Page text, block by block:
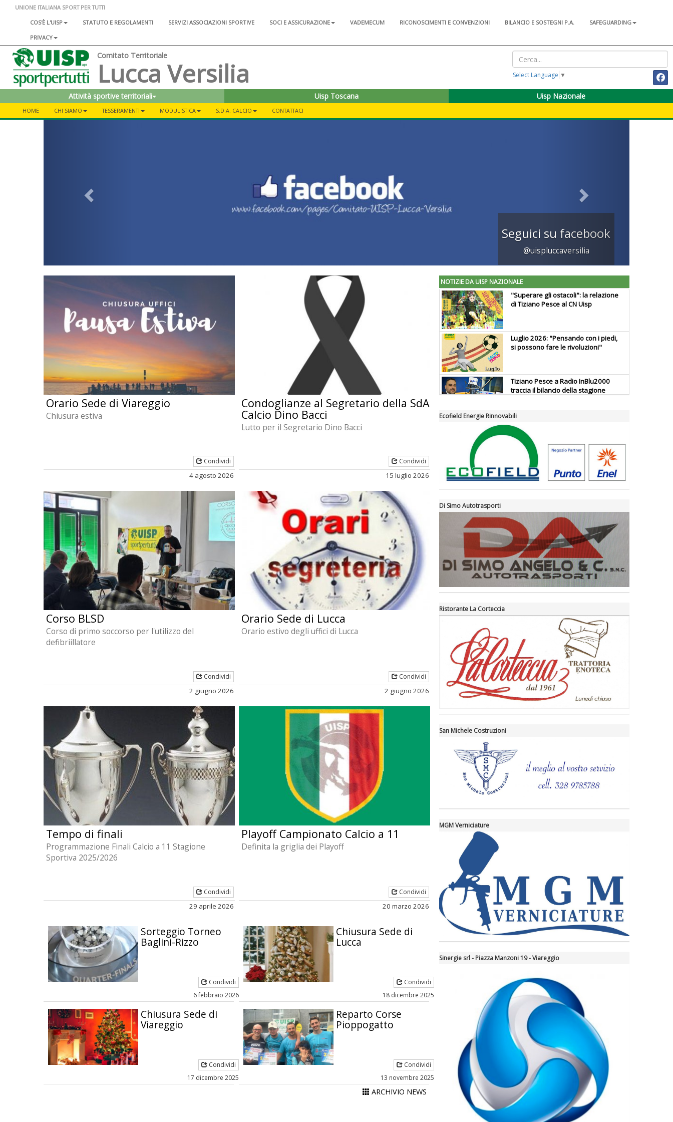
UNIONE ITALIANA SPORT PER TUTTI
COS'È L'UISP
STATUTO E REGOLAMENTI SERVIZI ASSOCIAZIONI SPORTIVE SOCI E ASSICURAZIONE VADEMECUM RICONOSCIMENTI E CONVENZIONI BILANCIO E SOSTEGNI P.A.
SAFEGUARDING
PRIVACY
Comitato Territoriale
Lucca Versilia Select Language ▼
Attività sportive territoriali Uisp Toscana Uisp Nazionale
HOME CHI SIAMO TESSERAMENTI MODULISTICA S.D.A. CALCIO CONTATTACI
Seguici su facebook
@uispluccaversilia
Orario Sede di Viareggio
Chiusura estiva
Condividi
4 agosto 2026
Condoglianze al Segretario della SdA
Calcio Dino Bacci
Lutto per il Segretario Dino Bacci
Condividi
15 luglio 2026
Corso BLSD
Corso di primo soccorso per l'utilizzo del
defibriillatore
Condividi
2 giugno 2026
Orario Sede di Lucca
Orario estivo degli uffici di Lucca
Condividi
2 giugno 2026
Tempo di finali
Programmazione Finali Calcio a 11 Stagione
Sportiva 2025/2026
Condividi
29 aprile 2026
Playoff Campionato Calcio a 11
Definita la griglia dei Playoff
Condividi
20 marzo 2026
Sorteggio Torneo
Baglini-Rizzo
Condividi
6 febbraio 2026
Chiusura Sede di
Lucca
Condividi
18 dicembre 2025
Chiusura Sede di
Viareggio
Condividi
17 dicembre 2025
Reparto Corse
Pioppogatto
Condividi
13 novembre 2025
ARCHIVIO NEWS
NOTIZIE DA UISP NAZIONALE
"Superare gli ostacoli": la relazione
di Tiziano Pesce al CN Uisp
Luglio 2026: "Pensando con i piedi,
si possono fare le rivoluzioni"
Tiziano Pesce a Radio InBlu2000
traccia il bilancio della stagione
Ddl Lobby, Uisp: “Il Parlamento
valorizzi le nostre specificità"
La formazione Uisp rallenta ma
prosegue anche in estate
Tiziano Pesce nel Cda di
Fondazione Terzjus: prima riunione
a Roma
Ecofield Energie Rinnovabili
Di Simo Autotrasporti
Ristorante La Corteccia
San Michele Costruzioni
MGM Verniciature
Sinergie srl - Piazza Manzoni 19 - Viareggio